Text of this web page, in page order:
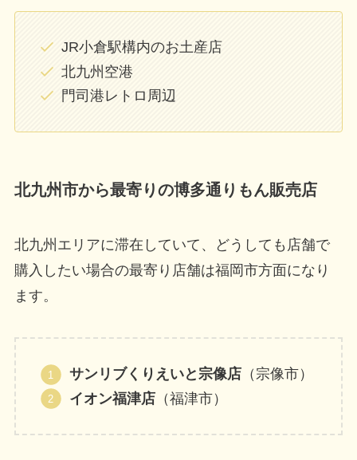
JR小倉駅構内のお土産店
北九州空港
門司港レトロ周辺
北九州市から最寄りの博多通りもん販売店
北九州エリアに滞在していて、どうしても店舗で
購入したい場合の最寄り店舗は福岡市方面になり
ます。
サンリブくりえいと宗像店 （宗像市）
イオン福津店 （福津市）